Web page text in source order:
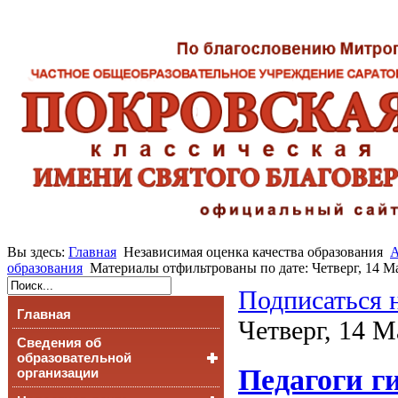
Вы здесь: Главная Независимая оценка качества образования
образования Материалы отфильтрованы по дате: Четверг, 14
Главная
Сведения об
образовательной
организации
Подписаться
Четверг, 14
Педагоги